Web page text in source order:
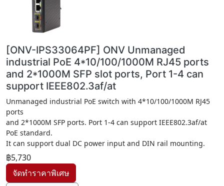
[ONV-IPS33064PF] ONV Unmanaged
industrial PoE 4*10/100/1000M RJ45 ports
and 2*1000M SFP slot ports, Port 1-4 can
support IEEE802.3af/at
Unmanaged industrial PoE switch with 4*10/100/1000M RJ45
ports
and 2*1000M SFP ports. Port 1-4 can support IEEE802.3af/at
PoE standard.
It can support dual DC power input and DIN rail mounting.
฿5,730